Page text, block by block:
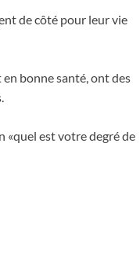
de côté pour leur vie
bonne santé, ont des
«quel est votre degré de